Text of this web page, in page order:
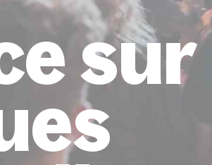
sur